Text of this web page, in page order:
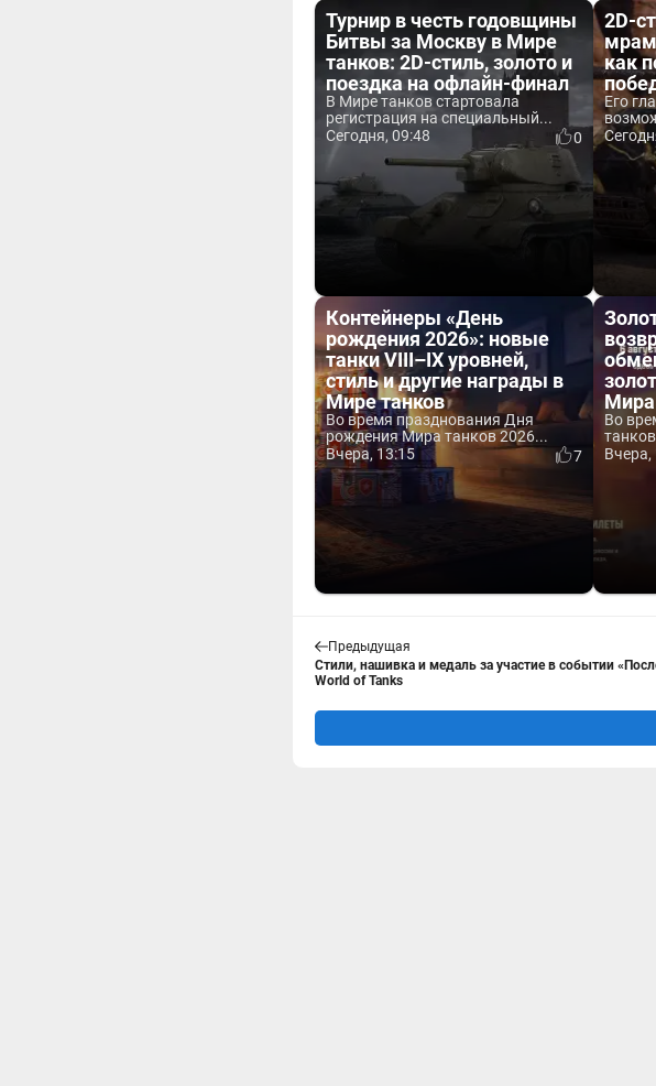
Турнир в честь годовщины
Битвы за Москву в Мире
танков: 2D-стиль, золото и
поездка на офлайн-финал
В Мире танков стартовала
регистрация на специальный...
Сегодня, 09:48
0
2D-
как
Его
Контейнеры «День
рождения 2026»: новые
танки VIII–IX уровней,
стиль и другие награды в
Мире танков
Во время празднования Дня
рождения Мира танков 2026...
Вчера, 13:15
7
Мира
Во
Вчера,
Предыдущая
Стили, нашивка и медаль за участие в событии
World of Tanks